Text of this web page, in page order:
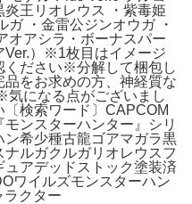
王リオレウス ・紫毒姫
ガ ・金雷公ジンオウガ ・
オアシラ・ボーナスパー
Ver.）※1枚目はイメージ
ださい※分解して梱包し
をお求めの方、神経質な
になる点がございまし
検索ワード〕CAPCOM
ンスターハンター』シリ
希少種古龍ゴアマガラ黒
ルガクルガリオレウスフ
アデッドストック塗装済
ワイルズモンスターハン
ラクター